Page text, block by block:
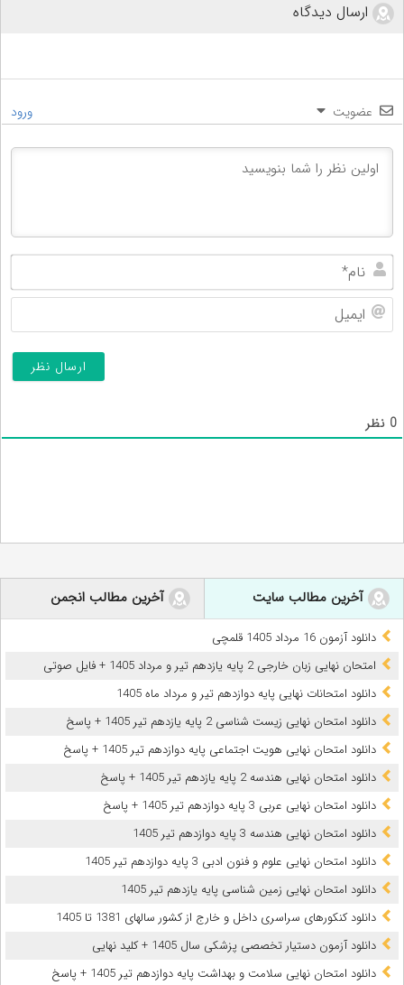
ارسال دیدگاه
عضویت ورود
0 نظر
آخرین مطالب سایت آخرین مطالب انجمن
دانلود آزمون 16 مرداد 1405 قلمچی
امتحان نهایی زبان خارجی 2 پایه یازدهم تیر و مرداد 1405 + فایل صوتی
دانلود امتحانات نهایی پایه دوازدهم تیر و مرداد ماه 1405
دانلود امتحان نهایی زیست شناسی 2 پایه یازدهم تیر 1405 + پاسخ
دانلود امتحان نهایی هویت اجتماعی پایه دوازدهم تیر 1405 + پاسخ
دانلود امتحان نهایی هندسه 2 پایه یازدهم تیر 1405 + پاسخ
دانلود امتحان نهایی عربی 3 پایه دوازدهم تیر 1405 + پاسخ
دانلود امتحان نهایی هندسه 3 پایه دوازدهم تیر 1405
دانلود امتحان نهایی علوم و فنون ادبی 3 پایه دوازدهم تیر 1405
دانلود امتحان نهایی زمین شناسی پایه یازدهم تیر 1405
دانلود کنکورهای سراسری داخل و خارج از کشور سالهای 1381 تا 1405
دانلود آزمون دستیار تخصصی پزشکی سال 1405 + کلید نهایی
دانلود امتحان نهایی سلامت و بهداشت پایه دوازدهم تیر 1405 + پاسخ